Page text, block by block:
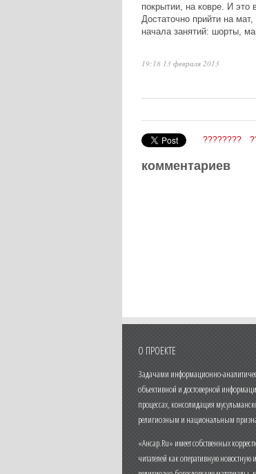
покрытии, на ковре. И это
Достаточно прийти на
начала занятий: шорты,
19:18 13 февраля 2013
????????
комментариев
О ПРОЕКТЕ
Задачами информационно-
объективной и достоверной
процессах, консолидация
религиозным и национальным
«Ансар.Ru» имеет собственных
читателей как оперативную